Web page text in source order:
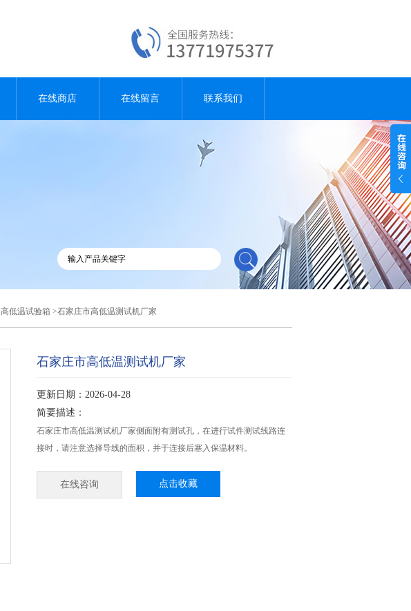
在线商店 在线留言 联系我们
高低温试验箱 >石家庄市高低温测试机厂家
石家庄市高低温测试机厂家
更新日期：2026-04-28
简要描述：
石家庄市高低温测试机厂家侧面附有测试孔，在进行试件测试线路连
接时，请注意选择导线的面积，并于连接后塞入保温材料。
在线咨询 点击收藏